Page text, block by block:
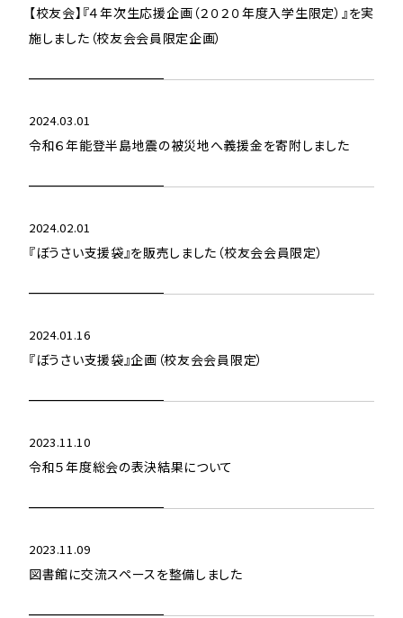
【校友会】『４年次生応援企画（２０２０年度入学生限定）』を実
施しました（校友会会員限定企画）
2024.03.01
令和６年能登半島地震の被災地へ義援金を寄附しました
2024.02.01
『ぼうさい支援袋』を販売しました（校友会会員限定）
2024.01.16
『ぼうさい支援袋』企画（校友会会員限定）
2023.11.10
令和５年度総会の表決結果について
2023.11.09
図書館に交流スペースを整備しました